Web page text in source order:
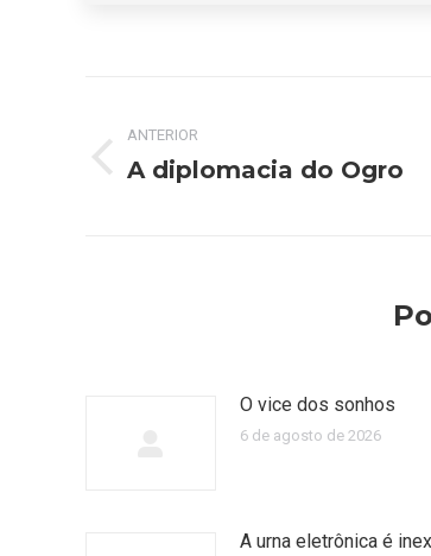
deANTERIOR
Post
A diplomacia do Ogro
O vice dos sonhos
6 de agosto de 2026
A urna eletrônica é